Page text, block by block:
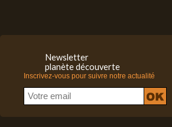
Newsletter
planète découverte
Inscrivez-vous pour suivre notre actualité